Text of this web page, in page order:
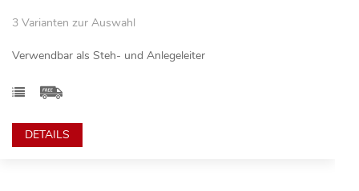
3 Varianten zur Auswahl
Verwendbar als Steh- und Anlegeleiter
DETAILS